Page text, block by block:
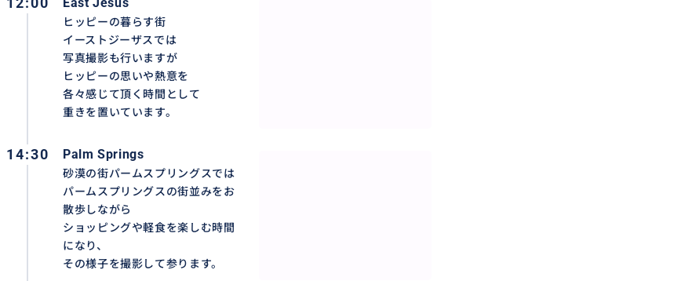
ヒッピーの暮らす街
イーストジーザスでは
写真撮影も行いますが
ヒッピーの思いや熱意を
各々感じて頂く時間として
重きを置いています。
14:30 Palm Springs
砂漠の街パームスプリングスでは
パームスプリングスの街並みをお
散歩しながら
ショッピングや軽食を楽しむ時間
になり、
その様子を撮影して参ります。